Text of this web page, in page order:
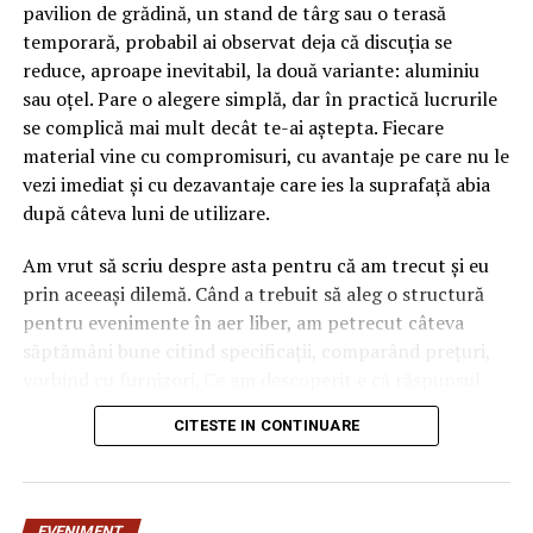
Fiecare dintre cele cinci publicații are propria structură
editorială și propriul unghi de abordare, dar toate
pornesc de la aceleași principii: informație documentată
pe surse oficiale, actualizată constant și orientată către
decizia de business. Conținutul este organizat pe
categorii precum Afaceri și companii, Antreprenoriat,
Economie și finanțe, Piețe și industrii, Marketing și
Publicațiile sunt disponibile gratuit, fără paywall, și pot
fi accesate de pe orice dispozitiv. Cititorii pot urmări
noutățile direct pe site sau prin canalele de social media
Rețeaua este operată de SEO Digital S.R.L., companie
seodigital.ro, care conectează advertiserii cu peste 3.000
de publicații verificate din România pentru advertoriale,
pavilion de grădină, un stand de târg sau o terasă
temporară, probabil ai observat deja că discuția se
reduce, aproape inevitabil, la două variante: aluminiu
sau oțel. Pare o alegere simplă, dar în practică lucrurile
se complică mai mult decât te-ai aștepta. Fiecare
material vine cu compromisuri, cu avantaje pe care nu le
vezi imediat și cu dezavantaje care ies la suprafață abia
după câteva luni de utilizare.
Am vrut să scriu despre asta pentru că am trecut și eu
prin aceeași dilemă. Când a trebuit să aleg o structură
pentru evenimente în aer liber, am petrecut câteva
săptămâni bune citind specificații, comparând prețuri,
„corect” depinde mult de context, de cât de des muți
pavilionul și de ce condiții meteo ai de înfruntat.
CITESTE IN CONTINUARE